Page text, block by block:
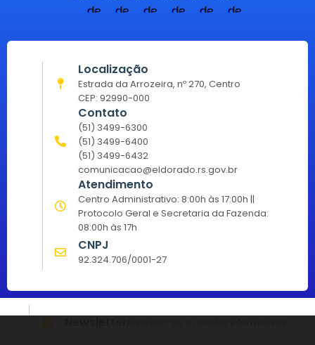
Localização
Estrada da Arrozeira, nº 270, Centro
CEP: 92990-000
Contato
(51) 3499-6300
(51) 3499-6400
(51) 3499-6432
comunicacao@eldorado.rs.gov.br
Atendimento
Centro Administrativo: 8:00h às 17:00h ||
Protocolo Geral e Secretaria da Fazenda:
08:00h às 17h
CNPJ
92.324.706/0001-27